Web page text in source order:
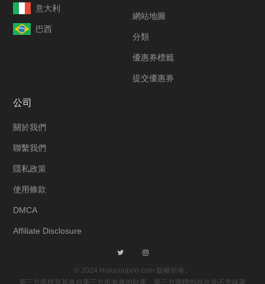
意大利
巴西
網站地圖
分類
優惠券標籤
提交優惠券
公司
關於我們
聯繫我們
隱私政策
使用條款
DMCA
Affiliate Disclosure
© 2024 Hulucoupon.com 版權所有。
第三方商標是其各自第三方所有者的財產。第三方商標的存在並不意味著